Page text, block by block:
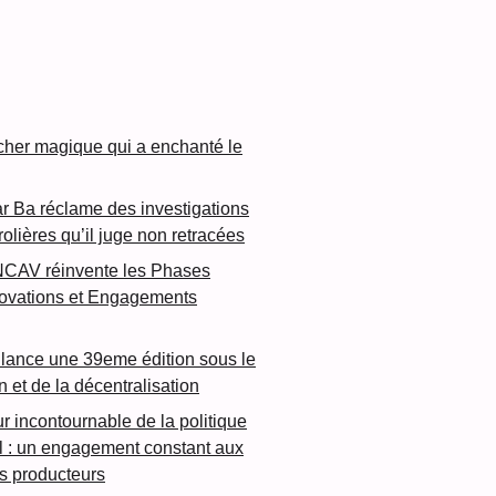
magique qui a enchanté le
Ba réclame des investigations
qu’il juge non retracées
réinvente les Phases
et Engagements
une 39eme édition sous le
et de la décentralisation
incontournable de la politique
un engagement constant aux
producteurs